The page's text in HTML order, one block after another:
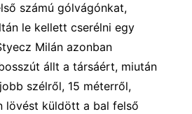
számú gólvágónkat,
le kellett cserélni egy
Milán azonban
állt a társáért, miután
szélről, 15 méterről,
lövést küldött a bal felső